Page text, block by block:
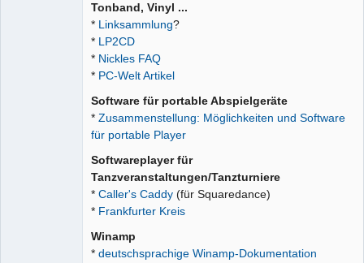
Tonband, Vinyl ...
* Linksammlung?
* LP2CD
* Nickles FAQ
* PC-Welt Artikel
Software für portable Abspielgeräte
* Zusammenstellung: Möglichkeiten und Software
für portable Player
Softwareplayer für
Tanzveranstaltungen/Tanzturniere
* Caller's Caddy (für Squaredance)
* Frankfurter Kreis
Winamp
* deutschsprachige Winamp-Dokumentation